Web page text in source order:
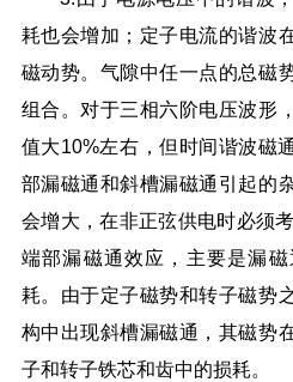
耗也会增加；定子电流的谐波
磁动势。气隙中任一点的总磁
组合。对于三相六阶电压波形
值大10%左右，但时间谐波磁
部漏磁通和斜槽漏磁通引起的
会增大，在非正弦供电时必须
端部漏磁通效应，主要是漏
耗。由于定子磁势和转子磁势
构中出现斜槽漏磁通，其磁势
子和转子铁芯和齿中的损耗。